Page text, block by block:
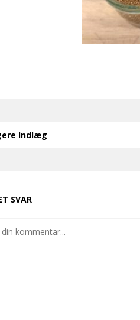
Indlæg
SVAR